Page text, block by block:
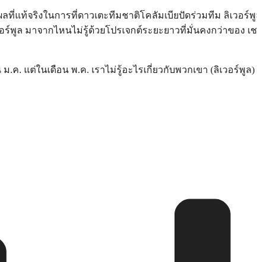
ลที่แท้จริงในการที่ดาวเตะทีมชาติโคลัมเบียปัดร่วมทีม ลิเวอร์
พูล มาจากไหนไม่รู้ด้วยโปรเจกต์ระยะยาวที่มั่นคงกว่าของ เ
ค. แต่ในเดือน พ.ค. เราไม่รู้อะไรเกี่ยวกับพวกเขา (ลิเวอร์พูล)